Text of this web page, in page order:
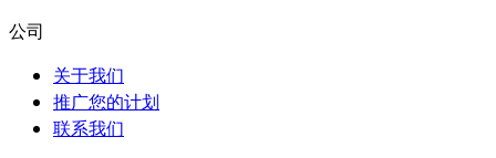
公司
关于我们
推广您的计划
联系我们